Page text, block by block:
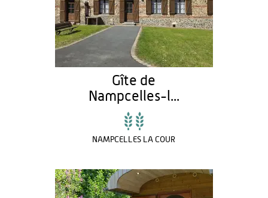
Gîte de
Nampcelles-l...
NAMPCELLES LA COUR